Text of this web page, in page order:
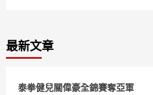
最新文章
泰拳健兒關偉豪全錦賽奪亞軍